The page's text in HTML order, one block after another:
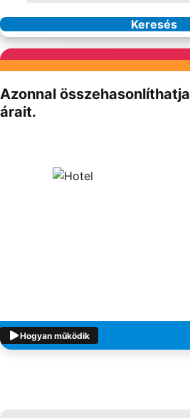
Keresés
Partnereink
Azonnal
árait.
Hogyan működik